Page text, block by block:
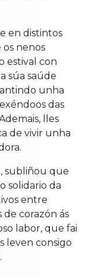
en distintos
nenos
estival con
súa saúde
unha
das
lles
de vivir unha
subliñou que
solidario da
entre
de corazón ás
labor, que fai
leven consigo